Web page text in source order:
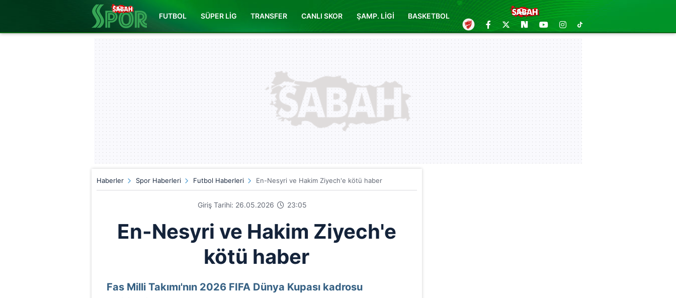
FUTBOL SÜPER LİG TRANSFER CANLI SKOR ŞAMP. LİGİ BASKETBOL
Haberler Spor Haberleri Futbol Haberleri En-Nesyri ve Hakim Ziyech'e kötü haber
Giriş Tarihi: 26.05.2026 23:05
En-Nesyri ve Hakim Ziyech'e
kötü haber
Fas Milli Takımı'nın 2026 FIFA Dünya Kupası kadrosu